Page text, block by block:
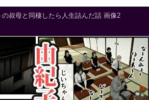
の叔母と同棲したら人生詰んだ話 画像2